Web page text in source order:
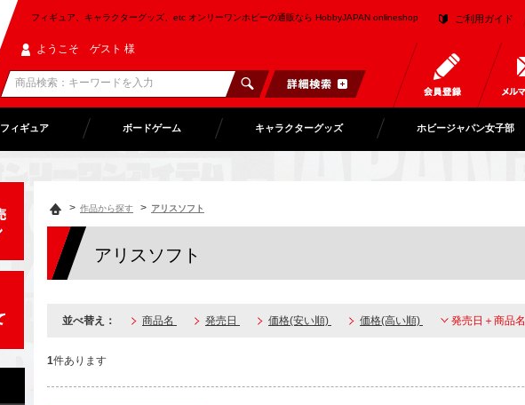
フィギュア、キャラクターグッズ、etc オンリーワンホビーの通販なら HobbyJAPAN onlineshop ご利用ガイド
ようこそ ゲスト 様
フィギュア ボードゲーム キャラクターグッズ ホビージャパン女子部
> 作品から探す > アリスソフト
アリスソフト
並べ替え： 商品名 発売日 価格(安い順) 価格(高い順) 発売日＋商品名
1件あります